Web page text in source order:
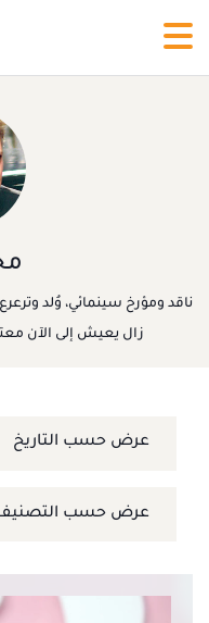
ناقد ومؤرخ سينمائي، وُلد
زال يعيش إلى الآن